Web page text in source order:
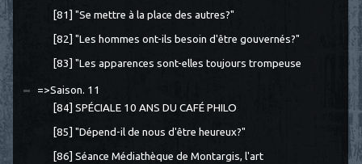
[81] "Se mettre à la place des autres?"
[82] "Les hommes ont-ils besoin d'être gouvernés?"
[83] "Les apparences sont-elles toujours trompeuse
=>Saison. 11
[84] SPÉCIALE 10 ANS DU CAFÉ PHILO
[85] "Dépend-il de nous d'être heureux?"
[86] Séance Médiathèque de Montargis, l'art